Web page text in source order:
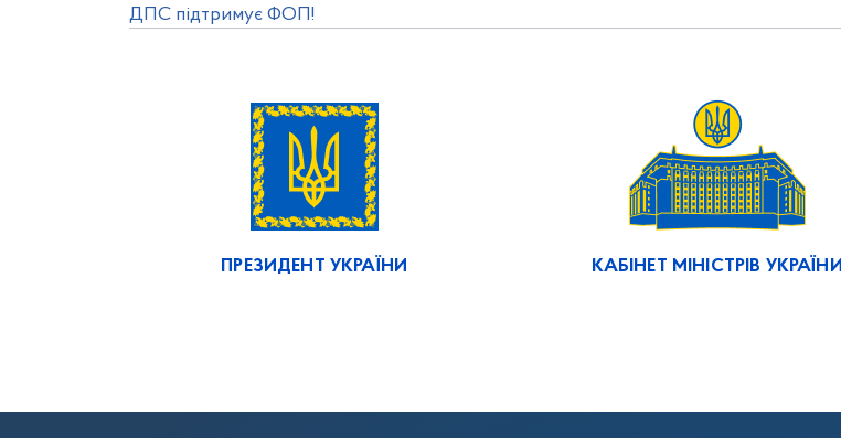
ДПС підтримує ФОП!
ПРЕЗИДЕНТ УКРАЇНИ КАБІНЕТ МІНІСТРІВ УКРАЇНИ